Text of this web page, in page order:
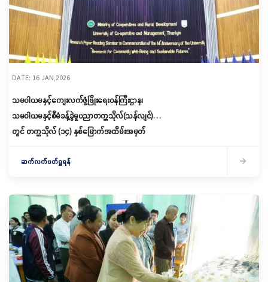
DATE: 16 JAN,2026
သမဝါယမနှင့်ကျေးလက်ဖွံ့ဖြိုးရေးဝန်ကြီးဌာန၊
သမဝါယမနှင့်စီမံခန့်ခွဲမှုပညာတက္ကသိုလ်(သန်လျင်)
တွင် တက္ကသိုလ် (၁၄) နှစ်မြောက်အထိမ်းအမှတ်
ဆက်လက်ဖတ်ရှုရန်